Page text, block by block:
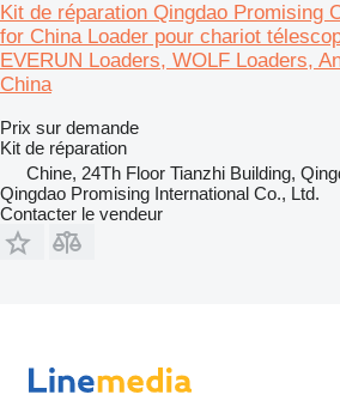
Kit de réparation Qingdao Promising
for China Loader pour chariot
EVERUN Loaders, WOLF Loaders,
China
Prix sur demande
Kit de réparation
Chine, 24Th Floor Tianzhi Building,
Qingdao Promising International Co., Ltd.
Contacter le vendeur